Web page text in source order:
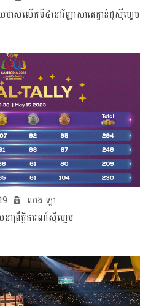
សលើកទី៤នៅវិញ្ញាសាតេក្វាន់ដូស៊ីហ្គេម
លាង ឡា
ាព្រឹត្តិការណ៍ស៊ីហ្គេម